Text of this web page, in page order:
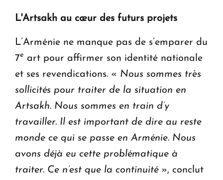
L'Artsakh au cœur des futurs projets
L’Arménie ne manque pas de s’emparer du
7e art pour affirmer son identité nationale
et ses revendications. « Nous sommes très
sollicités pour traiter de la situation en
Artsakh. Nous sommes en train d’y
travailler. Il est important de dire au reste
monde ce qui se passe en Arménie. Nous
avons déjà eu cette problématique à
traiter. Ce n’est que la continuité », conclut